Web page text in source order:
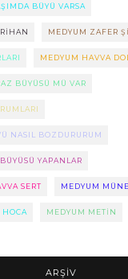
BÜYÜ VARSA
MEDYUM ZAFER
MEDYUM HAVVA
BÜYÜSÜ MÜ VAR
NASIL BOZDURURUM
YAPANLAR
SERT MEDYUM
HOCA MEDYUM METIN
ARŞIV